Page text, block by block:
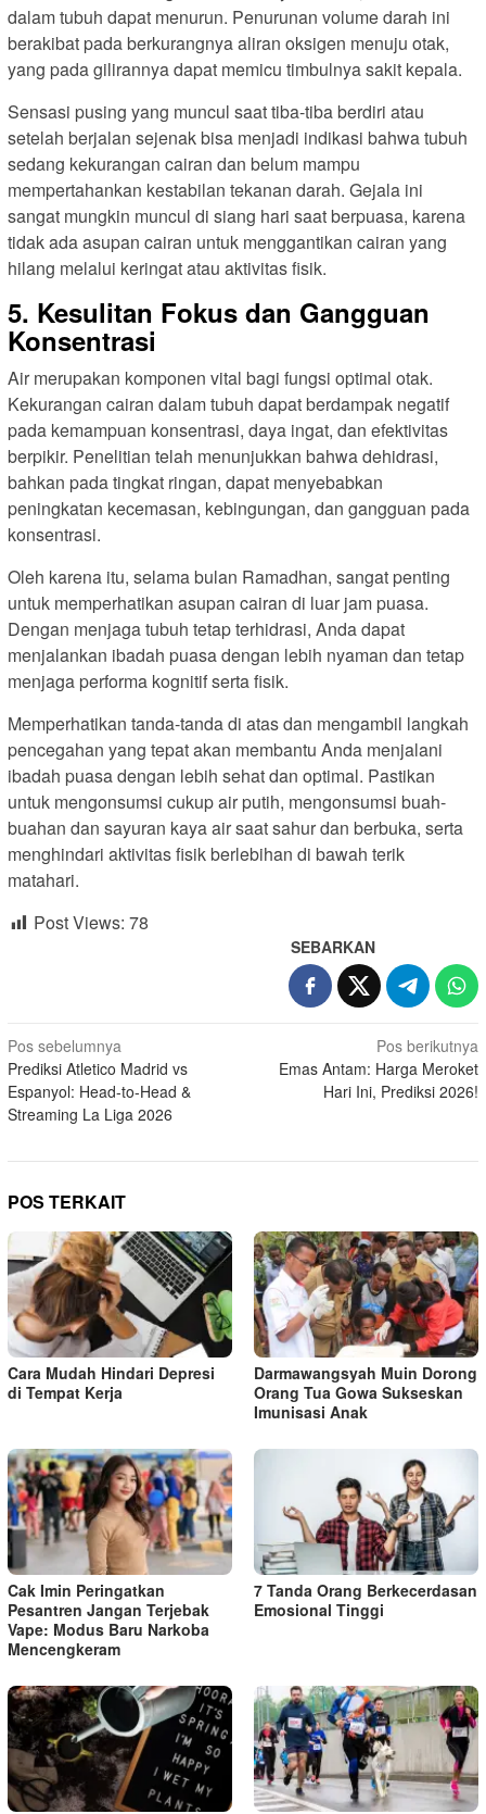
dalam tubuh dapat menurun. Penurunan volume darah ini
berakibat pada berkurangnya aliran oksigen menuju otak,
yang pada gilirannya dapat memicu timbulnya sakit kepala.
Sensasi pusing yang muncul saat tiba-tiba berdiri atau
setelah berjalan sejenak bisa menjadi indikasi bahwa tubuh
sedang kekurangan cairan dan belum mampu
mempertahankan kestabilan tekanan darah. Gejala ini
sangat mungkin muncul di siang hari saat berpuasa, karena
tidak ada asupan cairan untuk menggantikan cairan yang
hilang melalui keringat atau aktivitas fisik.
5. Kesulitan Fokus dan Gangguan
Konsentrasi
Air merupakan komponen vital bagi fungsi optimal otak.
Kekurangan cairan dalam tubuh dapat berdampak negatif
pada kemampuan konsentrasi, daya ingat, dan efektivitas
berpikir. Penelitian telah menunjukkan bahwa dehidrasi,
bahkan pada tingkat ringan, dapat menyebabkan
peningkatan kecemasan, kebingungan, dan gangguan pada
konsentrasi.
Oleh karena itu, selama bulan Ramadhan, sangat penting
untuk memperhatikan asupan cairan di luar jam puasa.
Dengan menjaga tubuh tetap terhidrasi, Anda dapat
menjalankan ibadah puasa dengan lebih nyaman dan tetap
menjaga performa kognitif serta fisik.
Memperhatikan tanda-tanda di atas dan mengambil langkah
pencegahan yang tepat akan membantu Anda menjalani
ibadah puasa dengan lebih sehat dan optimal. Pastikan
untuk mengonsumsi cukup air putih, mengonsumsi buah-
buahan dan sayuran kaya air saat sahur dan berbuka, serta
menghindari aktivitas fisik berlebihan di bawah terik
matahari.
Post Views: 78
SEBARKAN
Navigasi
pos
Pos sebelumnya
Prediksi Atletico Madrid vs
Espanyol: Head-to-Head &
Streaming La Liga 2026
Pos berikutnya
Emas Antam: Harga Meroket
Hari Ini, Prediksi 2026!
POS TERKAIT
Cara Mudah Hindari Depresi
di Tempat Kerja
Darmawangsyah Muin Dorong
Orang Tua Gowa Sukseskan
Imunisasi Anak
Cak Imin Peringatkan
Pesantren Jangan Terjebak
Vape: Modus Baru Narkoba
Mencengkeram
7 Tanda Orang Berkecerdasan
Emosional Tinggi